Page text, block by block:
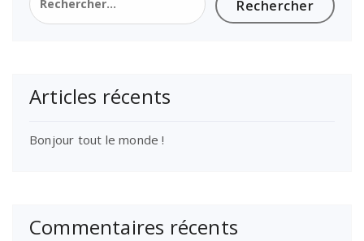
Articles récents
Bonjour tout le monde !
Commentaires récents